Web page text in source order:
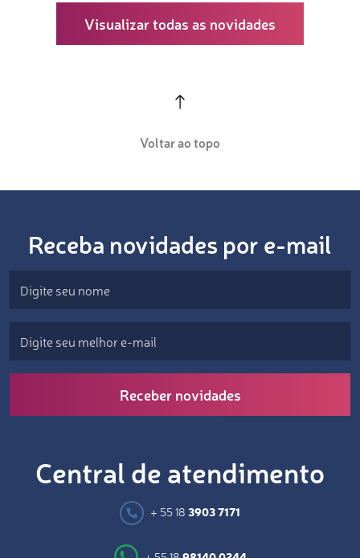
Visualizar todas as novidades
Voltar ao topo
Receba novidades por e-mail
Receber novidades
Central de atendimento
+ 55 18 3903 7171